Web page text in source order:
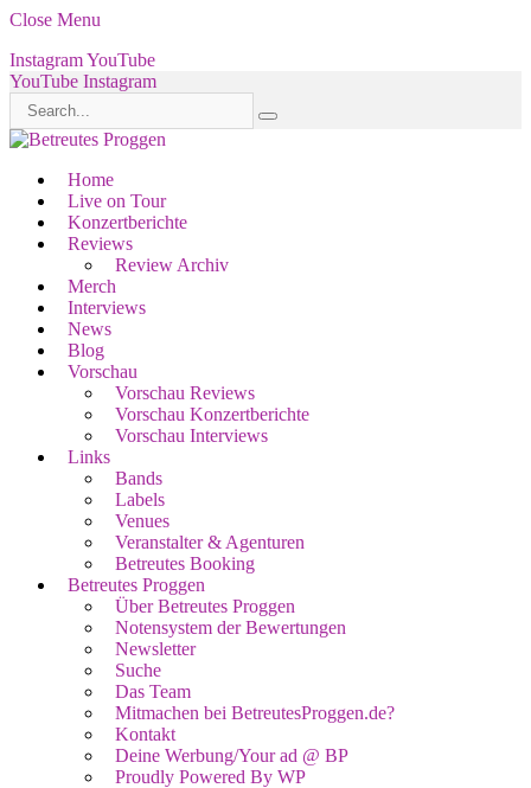
Close Menu
InstagramYouTube
YouTube Instagram
Home
Live on Tour
Konzertberichte
Reviews
Review Archiv
Merch
Interviews
News
Blog
Vorschau
Vorschau Reviews
Vorschau Konzertberichte
Vorschau Interviews
Links
Bands
Labels
Venues
Veranstalter & Agenturen
Betreutes Booking
Betreutes Proggen
Über Betreutes Proggen
Notensystem der Bewertungen
Newsletter
Suche
Das Team
Mitmachen bei BetreutesProggen.de?
Kontakt
Deine Werbung/Your ad @ BP
Proudly Powered By WP